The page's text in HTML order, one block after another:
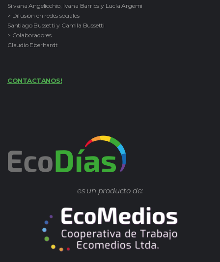
Silvana Angelicchio, Ivana Barrios y Lucía Argemi
> Difusión en redes sociales
Santiago Bussetti y Camila Bussetti
> Colaboradores
Claudio Eberhardt
CONTACTANOS!
es un producto de: